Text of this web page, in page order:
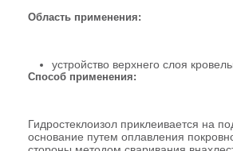
Область применения:
устройство верхнего слоя
Способ применения:
Гидростеклоизол приклеивается на
основание путем оплавления